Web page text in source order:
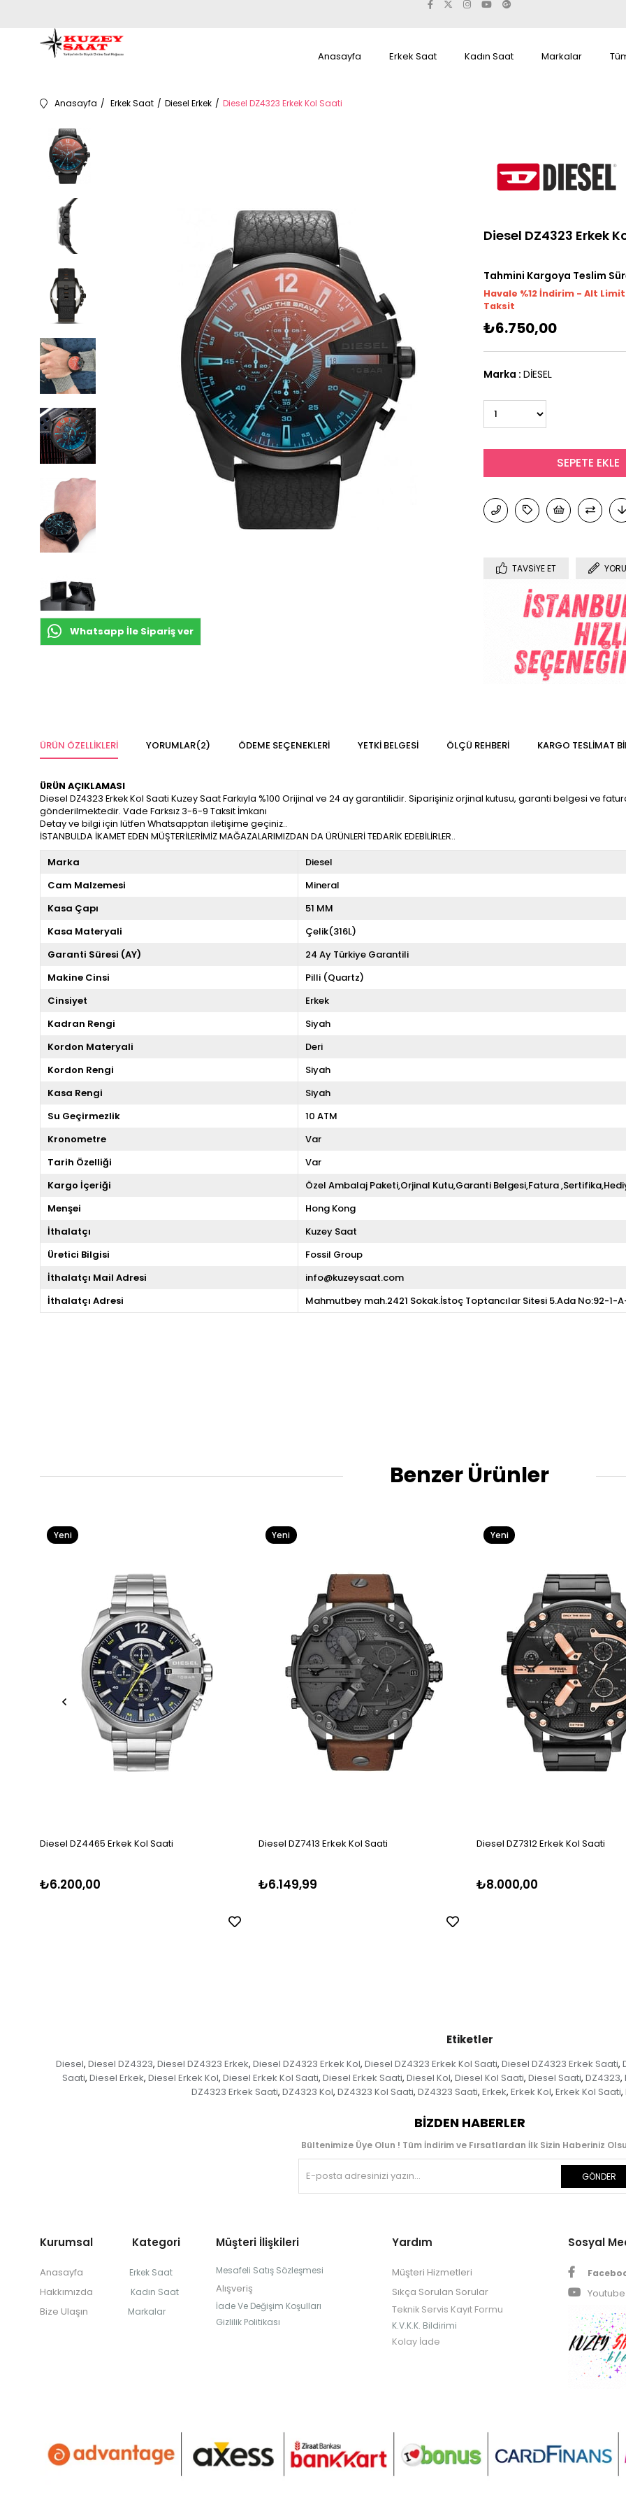
Anasayfa Erkek Saat Kadın Saat Markalar
Anasayfa Erkek Saat Diesel Erkek Diesel DZ4323 Erkek Kol Saati
Whatsapp İle Sipariş ver
Diesel DZ4323 Erkek
Tahmini Kargoya Teslim
Havale %12 İndirim - Alt Limit
Taksit
₺6.750,00
Marka : DİESEL
TAVSIYE ET
ÜRÜN ÖZELLIKLERI YORUMLAR(2) ÖDEME SEÇENEKLERI YETKİ BELGESİ ÖLÇÜ REHBERI KARGO TESLIMAT
ÜRÜN AÇIKLAMASI
Diesel DZ4323 Erkek Kol Saati Kuzey Saat Farkıyla %100 Orijinal ve 24 ay garantilidir. Siparişiniz orjinal kutusu, garanti belgesi ve
gönderilmektedir. Vade Farksız 3-6-9 Taksit İmkanı
Detay ve bilgi için lütfen Whatsapptan iletişime geçiniz..
İSTANBULDA İKAMET EDEN MÜŞTERİLERİMİZ MAĞAZALARIMIZDAN DA ÜRÜNLERİ TEDARİK EDEBİLİRLER..
Marka
Diesel
Cam Malzemesi
Mineral
Kasa Çapı
51 MM
Kasa Materyali
Çelik(316L)
Garanti Süresi (AY)
24 Ay Türkiye Garantili
Makine Cinsi
Pilli (Quartz)
Cinsiyet
Erkek
Kadran Rengi
Siyah
Kordon Materyali
Deri
Kordon Rengi
Siyah
Kasa Rengi
Siyah
Su Geçirmezlik
10 ATM
Kronometre
Var
Tarih Özelliği
Var
Kargo İçeriği
Özel Ambalaj Paketi,Orjinal Kutu,Garanti Belgesi,Fatura
Menşei
Hong Kong
İthalatçı
Kuzey Saat
Üretici Bilgisi
Fossil Group
İthalatçı Mail Adresi
info@kuzeysaat.com
İthalatçı Adresi
Mahmutbey mah.2421 Sokak.İstoç Toptancılar Sitesi 5.Ada No:92-1-
Benzer Ürünler
Diesel DZ4465 Erkek Kol Saati
₺6.200,00
Yeni
Diesel DZ7413 Erkek Kol Saati
₺6.149,99
Yeni
Diesel DZ7312 Erkek Kol Saati
₺8.000,00
Yeni
Etiketler
Diesel, Diesel DZ4323, Diesel DZ4323 Erkek, Diesel DZ4323 Erkek Kol, Diesel DZ4323 Erkek Kol Saati, Diesel DZ4323 Erkek Saati,
Saati, Diesel Erkek, Diesel Erkek Kol, Diesel Erkek Kol Saati, Diesel Erkek Saati, Diesel Kol, Diesel Kol Saati, Diesel Saati, DZ4323,
DZ4323 Erkek Saati, DZ4323 Kol, DZ4323 Kol Saati, DZ4323 Saati, Erkek, Erkek Kol, Erkek Kol Saati,
BIZDEN HABERLER
Bültenimize Üye Olun ! Tüm İndirim ve Fırsatlardan İlk Sizin Haberiniz
GÖNDER
Kurumsal Kategori
Anasayfa Erkek Saat
Hakkımızda Kadın Saat
Bize Ulaşın Markalar
Müşteri İlişkileri
Mesafeli Satış Sözleşmesi
Alışveriş
İade Ve Değişim Koşulları
Gizlilik Politikası
Yardım
Müşteri Hizmetleri
Sıkça Sorulan Sorular
Teknik Servis Kayıt Formu
K.V.K.K. Bildirimi
Kolay İade
Sosyal
Youtube